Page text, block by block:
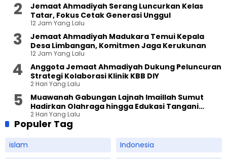
Jemaat Ahmadiyah Serang Luncurkan Kelas
Tatar, Fokus Cetak Generasi Unggul
12 Jam Yang Lalu
Jemaat Ahmadiyah Madukara Temui Kepala
Desa Limbangan, Komitmen Jaga Kerukunan
12 Jam Yang Lalu
Anggota Jemaat Ahmadiyah Dukung Peluncuran
Strategi Kolaborasi Klinik KBB DIY
2 Hari Yang Lalu
Muawanah Gabungan Lajnah Imaillah Sumut
Hadirkan Olahraga hingga Edukasi Tangani
Sampah
2 Hari Yang Lalu
Populer Tag
islam
Indonesia